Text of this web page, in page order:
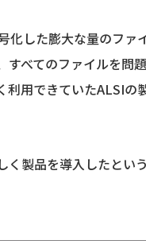
化した膨大な量のフ
すべてのファイルを
利用できていたALSI
製品を導入したと